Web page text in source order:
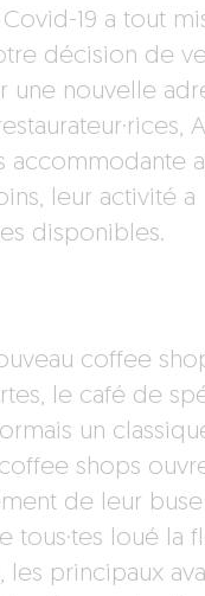
19 a tout mis
décision de
une nouvelle
accommodante
leur activité a
disponibles.
coffee
le café de
un
shops
de leur
tous·tes loué la
principaux